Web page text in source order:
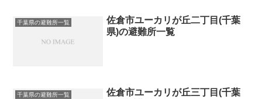
千葉県の避難所一覧
佐倉市ユーカリが丘二丁目(千葉
県)の避難所一覧
千葉県の避難所一覧
佐倉市ユーカリが丘三丁目(千葉